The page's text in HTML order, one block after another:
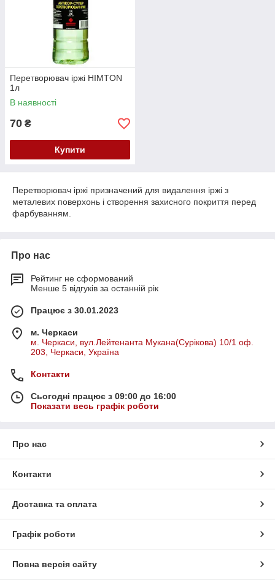
Перетворювач іржі HIMTON
1л
В наявності
70 ₴
Купити
Перетворювач іржі призначений для видалення іржі з
металевих поверхонь і створення захисного покриття перед
фарбуванням.
Про нас
Рейтинг не сформований
Менше 5 відгуків за останній рік
Працює з 30.01.2023
м. Черкаси
м. Черкаси, вул.Лейтенанта Мукана(Сурікова) 10/1 оф.
203, Черкаси, Україна
Контакти
Сьогодні працює з 09:00 до 16:00
Показати весь графік роботи
Про нас
Контакти
Доставка та оплата
Графік роботи
Повна версія сайту